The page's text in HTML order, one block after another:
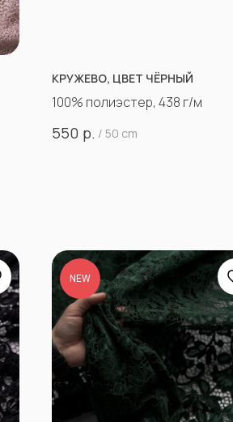
КРУЖЕВО, ЦВЕТ ЧЁРНЫЙ
100% полиэстер, 438 г/м
550 р. / 50 cm
NEW